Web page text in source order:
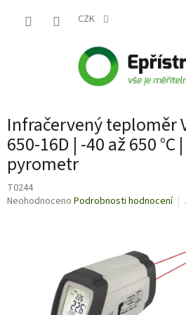
CZK
Infračervený teploměr
650-16D | -40 až 650 °C
pyrometr
T0244
Průměrné
Neohodnoceno Podrobnosti hodnocení